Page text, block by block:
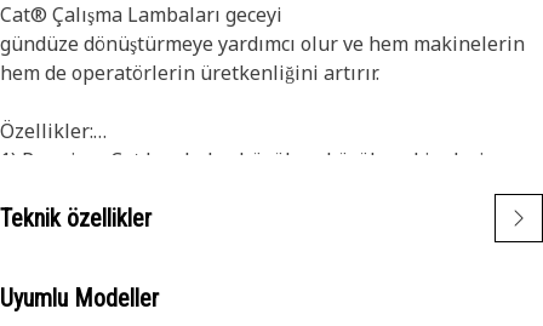
Cat® Çalışma Lambaları geceyi
gündüze dönüştürmeye yardımcı olur ve hem makinelerin
hem de operatörlerin üretkenliğini artırır.
Özellikler:
1) Premium Cat Lambalar, büyük ve küçük makinelerin
tasarlanmıştır
2) Cat Lambalar filonuzdaki diğer makinelere uyumlu hale
takılabilir
Teknik özellikler
Uyumlu Modeller